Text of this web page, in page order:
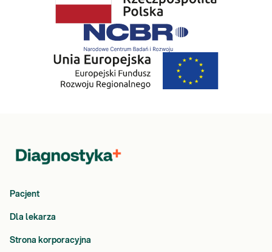
Pacjent
Dla lekarza
Strona korporacyjna